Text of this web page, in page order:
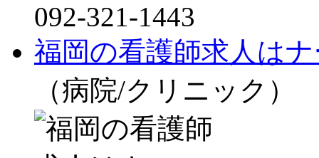
092-321-1443
福岡の看護師求人は
（病院/クリニック）